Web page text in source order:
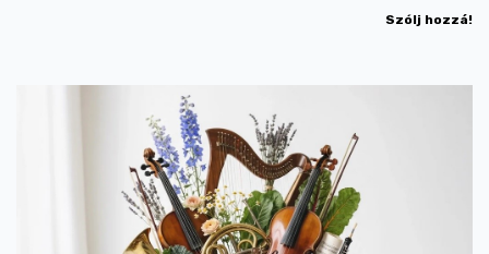
Szólj hozzá!